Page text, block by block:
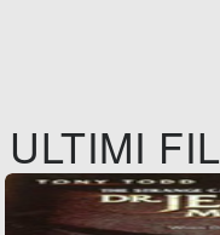
ULTIMI